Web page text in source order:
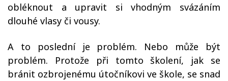
obléknout a upravit si vhodným svázáním
dlouhé vlasy či vousy.
A to poslední je problém. Nebo může být
problém. Protože při tomto školení, jak se
bránit ozbrojenému útočníkovi ve škole, se snad